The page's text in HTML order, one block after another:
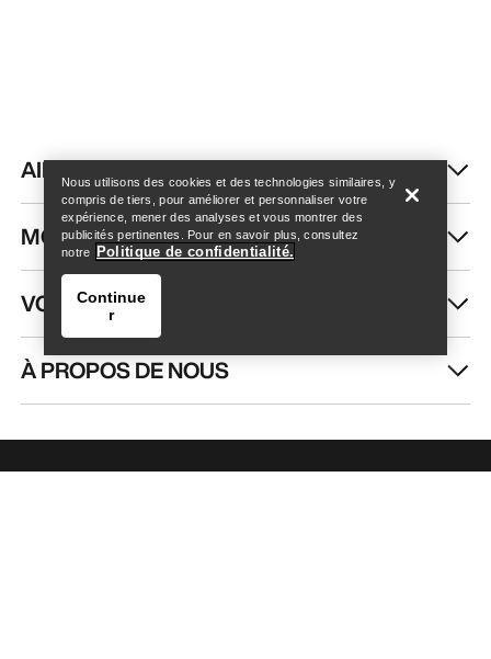
Trouver un magasin Help
AIDE
MON COMPTE
VOIR PLUS
À PROPOS DE NOUS
Nous utilisons des cookies et des technologies similaires, y
compris de tiers, pour améliorer et personnaliser votre
expérience, mener des analyses et vous montrer des
publicités pertinentes. Pour en savoir plus, consultez
notre
Politique de confidentialité.
Continue
r